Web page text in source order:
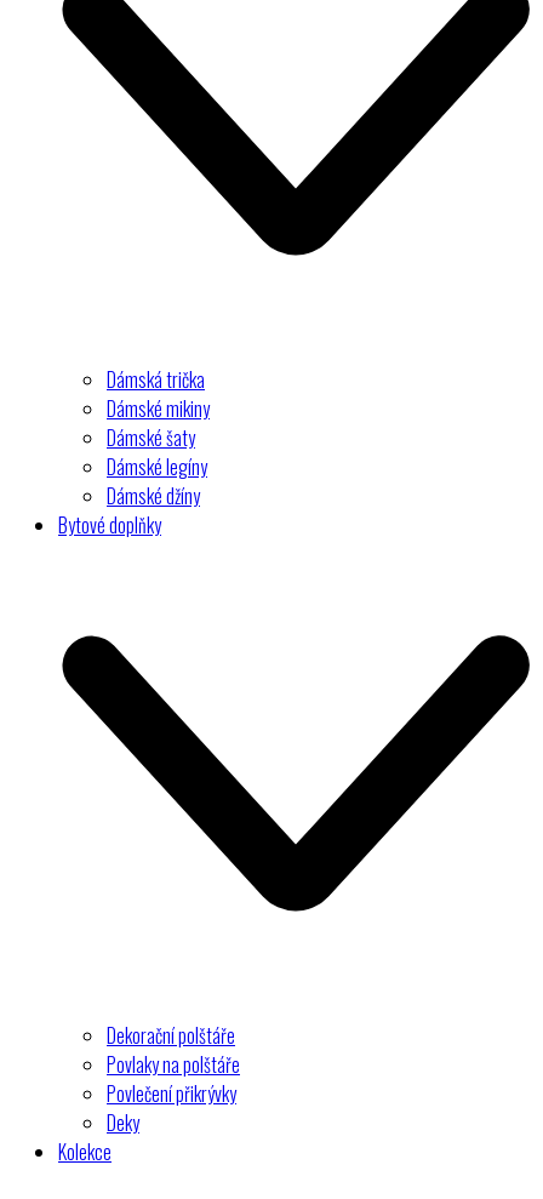
Dámská trička
Dámské mikiny
Dámské šaty
Dámské legíny
Dámské džíny
Bytové doplňky
Dekorační polštáře
Povlaky na polštáře
Povlečení přikrývky
Deky
Kolekce